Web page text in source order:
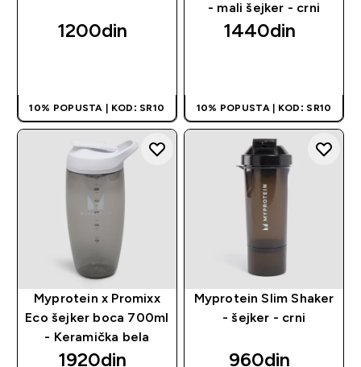
1200din‎
10% POPUSTA | KOD: SR10
- mali šejker - crni
1440din‎
10% POPUSTA | KOD: SR10
Myprotein x Promixx
Eco šejker boca 700ml
- Keramička bela
1920din‎
Myprotein Slim Shaker
- šejker - crni
960din‎